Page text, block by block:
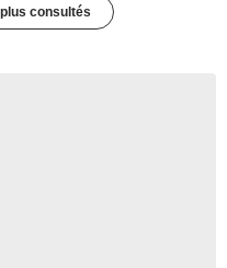
consultés